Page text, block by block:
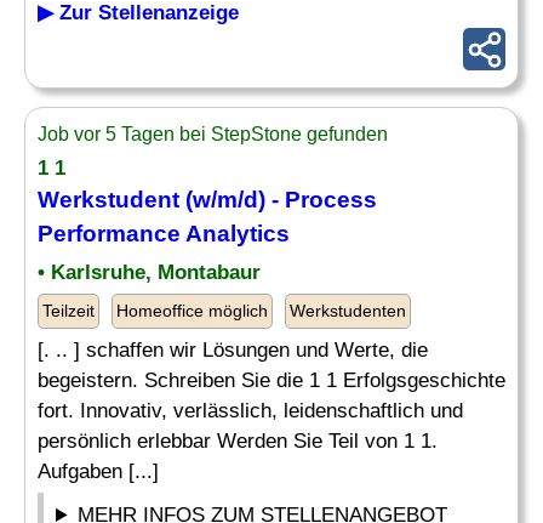
▶ Zur Stellenanzeige
Job vor 5 Tagen bei StepStone gefunden
1 1
Werkstudent (w/m/d) - Process
Performance Analytics
• Karlsruhe, Montabaur
Teilzeit Homeoffice möglich Werkstudenten
[. .. ] schaffen wir Lösungen und Werte, die
begeistern. Schreiben Sie die 1 1 Erfolgsgeschichte
fort. Innovativ, verlässlich, leidenschaftlich und
persönlich erlebbar Werden Sie Teil von 1 1.
Aufgaben [...]
MEHR INFOS ZUM STELLENANGEBOT